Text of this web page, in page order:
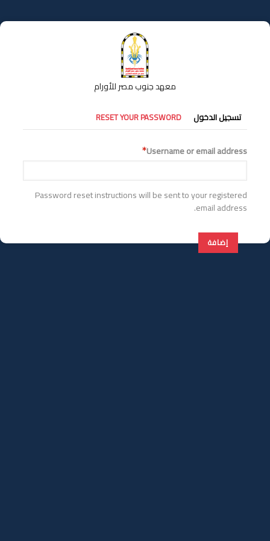
إلى
المحتوى
معهد جنوب مصر للأورام
التبويبات
الأساسية
تسجيل الدخول RESET YOUR PASSWORD
Username or email address
Password reset instructions will be sent to your registered
email address.